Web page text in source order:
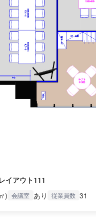
イアウト111
) 会議室 あり 従業員数 31